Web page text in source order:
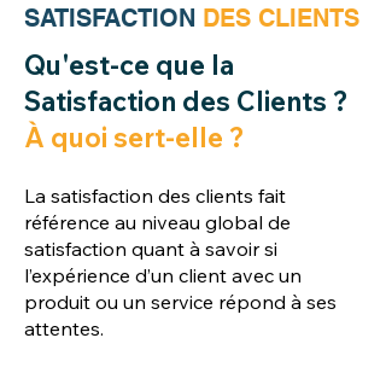
SATISFACTION DES CLIENTS
Qu'est-ce que la
Satisfaction des Clients ?
À quoi sert-elle ?
La satisfaction des clients fait
référence au niveau global de
satisfaction quant à savoir si
l’expérience d’un client avec un
produit ou un service répond à ses
attentes.